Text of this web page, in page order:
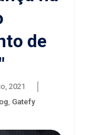
de
2021
Gatefy